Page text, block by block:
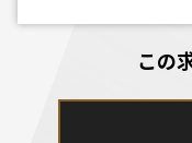
この